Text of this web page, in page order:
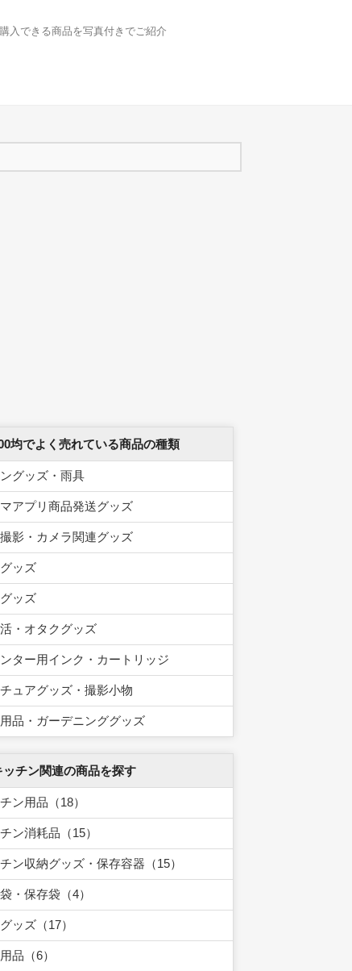
入できる商品を写真付きでご紹介
均でよく売れている商品の種類
グッズ・雨具
アプリ商品発送グッズ
影・カメラ関連グッズ
ッズ
ッズ
・オタクグッズ
ター用インク・カートリッジ
ュアグッズ・撮影小物
品・ガーデニンググッズ
チン関連の商品を探す
ン用品（18）
ン消耗品（15）
ン収納グッズ・保存容器（15）
・保存袋（4）
ッズ（17）
品（6）